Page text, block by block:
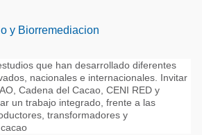
y Biorremediacion
que han desarrollado diferentes
nacionales e internacionales. Invitar
Cadena del Cacao, CENI RED y
un trabajo integrado, frente a las
transformadores y